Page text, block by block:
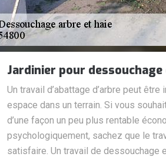
Jardinier pour dessouchage
Un travail d’abattage d’arbre peut
espace dans un terrain. Si vous
d’une façon un peu plus rentable
psychologiquement, sachez que le
satisfaire. Un travail de